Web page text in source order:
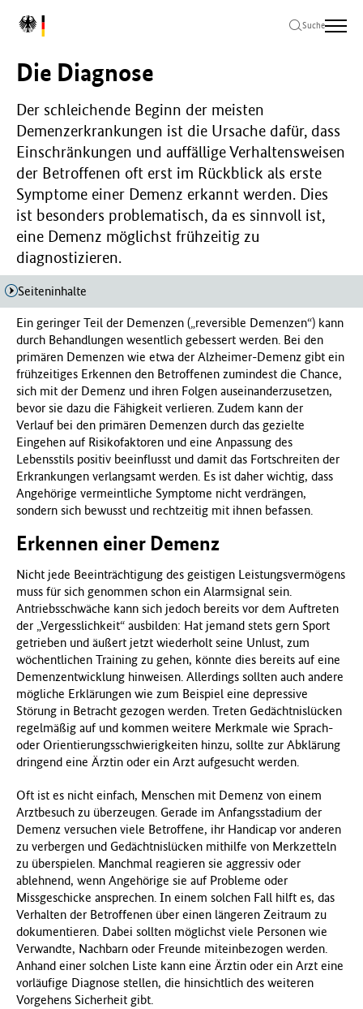
Hauptinhalt
springen
Hauptnavigation
springen
Seitenende
springen
L
u
n
d
e
s
m
i
i
s
t
e
r
i
u
m
f
ü
r
G
e
s
u
n
d
h
e
i
B
G
)
Suche
Die Diagnose
Der schleichende Beginn der meisten
Demenzerkrankungen ist die Ursache dafür, dass
Einschränkungen und auffällige Verhaltensweisen
der Betroffenen oft erst im Rückblick als erste
Symptome einer Demenz erkannt werden. Dies
ist besonders problematisch, da es sinnvoll ist,
eine Demenz möglichst frühzeitig zu
diagnostizieren.
Seiteninhalte
Ein geringer Teil der Demenzen („reversible Demenzen“) kann
durch Behandlungen wesentlich gebessert werden. Bei den
primären Demenzen wie etwa der Alzheimer-Demenz gibt ein
frühzeitiges Erkennen den Betroffenen zumindest die Chance,
sich mit der Demenz und ihren Folgen auseinanderzusetzen,
bevor sie dazu die Fähigkeit verlieren. Zudem kann der
Verlauf bei den primären Demenzen durch das gezielte
Eingehen auf Risikofaktoren und eine Anpassung des
Lebensstils positiv beeinflusst und damit das Fortschreiten der
Erkrankungen verlangsamt werden. Es ist daher wichtig, dass
Angehörige vermeintliche Symptome nicht verdrängen,
sondern sich bewusst und rechtzeitig mit ihnen befassen.
Erkennen einer Demenz
Nicht jede Beeinträchtigung des geistigen Leistungsvermögens
muss für sich genommen schon ein Alarmsignal sein.
Antriebsschwäche kann sich jedoch bereits vor dem Auftreten
der „Vergesslichkeit“ ausbilden: Hat jemand stets gern Sport
getrieben und äußert jetzt wiederholt seine Unlust, zum
wöchentlichen Training zu gehen, könnte dies bereits auf eine
Demenzentwicklung hinweisen. Allerdings sollten auch andere
mögliche Erklärungen wie zum Beispiel eine depressive
Störung in Betracht gezogen werden. Treten Gedächtnislücken
regelmäßig auf und kommen weitere Merkmale wie Sprach-
oder Orientierungsschwierigkeiten hinzu, sollte zur Abklärung
dringend eine Ärztin oder ein Arzt aufgesucht werden.
Oft ist es nicht einfach, Menschen mit Demenz von einem
Arztbesuch zu überzeugen. Gerade im Anfangsstadium der
Demenz versuchen viele Betroffene, ihr Handicap vor anderen
zu verbergen und Gedächtnislücken mithilfe von Merkzetteln
zu überspielen. Manchmal reagieren sie aggressiv oder
ablehnend, wenn Angehörige sie auf Probleme oder
Missgeschicke ansprechen. In einem solchen Fall hilft es, das
Verhalten der Betroffenen über einen längeren Zeitraum zu
dokumentieren. Dabei sollten möglichst viele Personen wie
Verwandte, Nachbarn oder Freunde miteinbezogen werden.
Anhand einer solchen Liste kann eine Ärztin oder ein Arzt eine
vorläufige Diagnose stellen, die hinsichtlich des weiteren
Vorgehens Sicherheit gibt.